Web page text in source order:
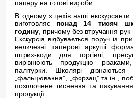
паперу на готові вироби.
В одному з цехів наші
виготовляє понад 14 тисяч
годину , причому без втручання рук
Екскурсія відбувається поруч із
величезні паперові аркуші
штрих-коди для торгівлі,
вирівнюють продукцію
палітурки. Школярі
„фальцювання”, „форзац” та ін.,
позолочене тиснення та
продукції.